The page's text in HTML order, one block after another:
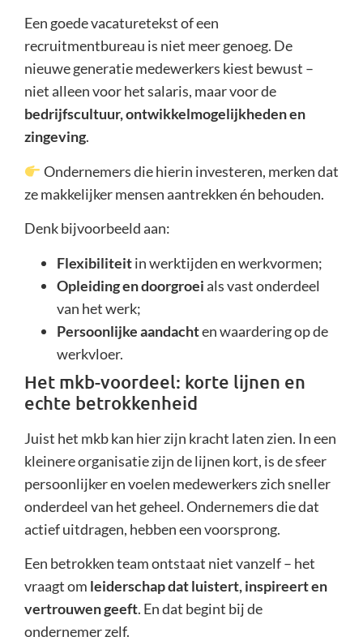
Een goede vacaturetekst of een
recruitmentbureau is niet meer genoeg. De
nieuwe generatie medewerkers kiest bewust –
niet alleen voor het salaris, maar voor de
bedrijfscultuur, ontwikkelmogelijkheden en
zingeving.
Ondernemers die hierin investeren, merken dat
ze makkelijker mensen aantrekken én behouden.
Denk bijvoorbeeld aan:
Flexibiliteitin werktijden en werkvormen;
Opleiding en doorgroeials vast onderdeel
van het werk;
Persoonlijke aandachten waardering op de
werkvloer.
Het mkb-voordeel: korte lijnen en
echte betrokkenheid
Juist het mkb kan hier zijn kracht laten zien. In een
kleinere organisatie zijn de lijnen kort, is de sfeer
persoonlijker en voelen medewerkers zich sneller
onderdeel van het geheel. Ondernemers die dat
actief uitdragen, hebben een voorsprong.
Een betrokken team ontstaat niet vanzelf – het
vraagt om leiderschap dat luistert, inspireert en
vertrouwen geeft. En dat begint bij de
ondernemer zelf.